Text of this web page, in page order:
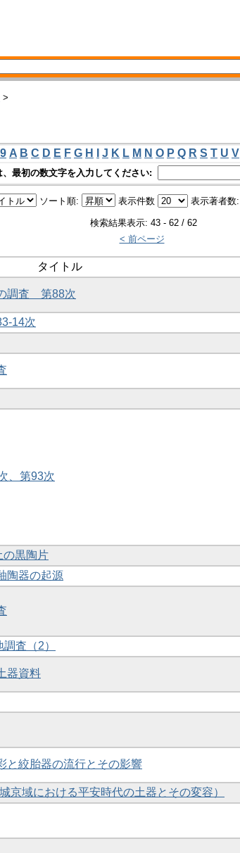
>
A B C D E F G H J K L M N O P Q R S T U V
、最初の数文字を入力してください:
ソート順: 表示件数 表示著者数:
検索結果表示: 43 - 62 / 62
< 前ページ
タイトル
調査 第88次
14次
、第93次
の黒陶片
陶器の起源
査（2）
器資料
と絞胎器の流行とその影響
京域における平安時代の土器とその変容）